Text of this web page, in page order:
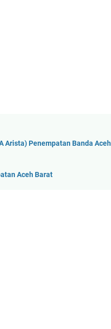
Arista) Penempatan Banda Aceh
Aceh Barat